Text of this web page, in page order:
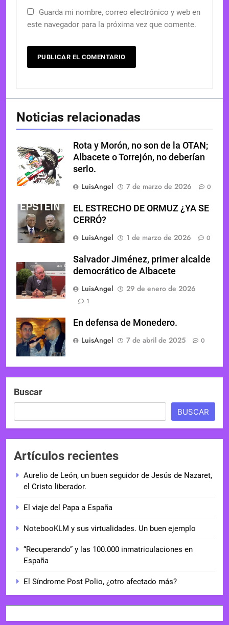
Guarda mi nombre, correo electrónico y web en
este navegador para la próxima vez que comente.
Noticias relacionadas
Rota y Morón, no son de la OTAN;
Albacete o Torrejón, no deberían
serlo.
LuisAngel
7 de marzo de 2026 0
EL ESTRECHO DE ORMUZ ¿YA SE
CERRÓ?
LuisAngel
1 de marzo de 2026 0
Salvador Jiménez, primer alcalde
democrático de Albacete
LuisAngel
29 de enero de 2026
1
En defensa de Monedero.
LuisAngel
7 de abril de 2025 0
Buscar
BUSCAR
Artículos recientes
Aurelio de León, un buen seguidor de Jesús de Nazaret,
el Cristo liberador.
El viaje del Papa a España
NotebooKLM y sus virtualidades. Un buen ejemplo
“Recuperando” y las 100.000 inmatriculaciones en
España
El Síndrome Post Polio, ¿otro afectado más?